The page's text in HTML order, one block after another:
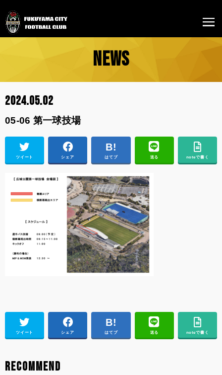
NEWS
2024.05.02
05-06 第一球技場
ツイート シェア はてブ 送る noteで書く
ツイート シェア はてブ 送る noteで書く
RECOMMEND